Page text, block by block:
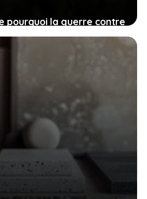
pourquoi la guerre contre
doit être une priorité